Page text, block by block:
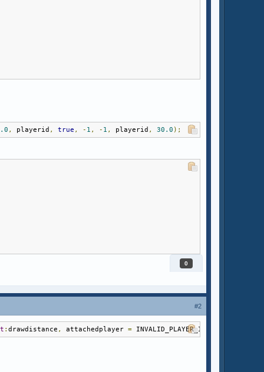
0.7, 15.0, playerid, true, -1, -1, playerid, 30.0
, playerid , true , - 1 , - 1 , playerid , 30.0 );
0
#2
:drawdistance , attachedplayer = INVALID_PLAYER_ID